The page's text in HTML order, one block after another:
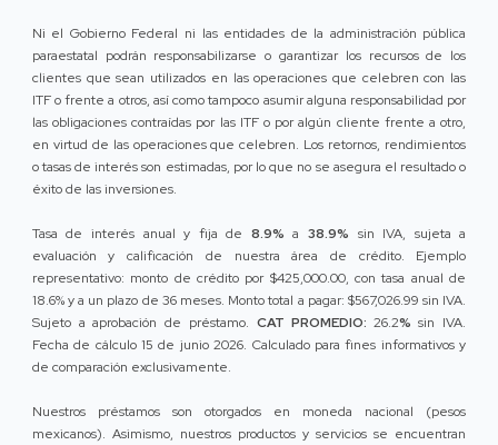
Ni el Gobierno Federal ni las entidades de la administración pública
paraestatal podrán responsabilizarse o garantizar los recursos de los
clientes que sean utilizados en las operaciones que celebren con las
ITF o frente a otros, así como tampoco asumir alguna responsabilidad por
las obligaciones contraídas por las ITF o por algún cliente frente a otro,
en virtud de las operaciones que celebren. Los retornos, rendimientos
o tasas de interés son estimadas, por lo que no se asegura el resultado o
éxito de las inversiones.
Tasa de interés anual y fija de 8.9% a 38.9% sin IVA, sujeta a
evaluación y calificación de nuestra área de crédito. Ejemplo
representativo: monto de crédito por $425,000.00, con tasa anual de
18.6% y a un plazo de 36 meses. Monto total a pagar: $567,026.99 sin IVA.
Sujeto a aprobación de préstamo. CAT PROMEDIO: 26.2% sin IVA.
Fecha de cálculo 15 de junio 2026. Calculado para fines informativos y
de comparación exclusivamente.
Nuestros préstamos son otorgados en moneda nacional (pesos
mexicanos). Asimismo, nuestros productos y servicios se encuentran